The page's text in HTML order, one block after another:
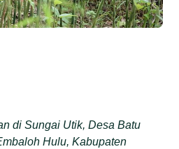
di Sungai Utik, Desa Batu
Hulu, Kabupaten